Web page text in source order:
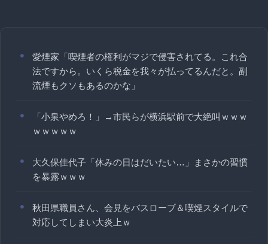
愛煙家「喫煙者の権利がマジで侵害されてる。これ合
法ですから。いくら税金を我々が払ってるんだと。副
流煙もクソもあるのかな」
「小泉やめろ！」→市民らが横浜駅前で大絶叫ｗｗｗ
ｗｗｗｗｗ
大久保佳代子「休みの日はだいたい…」まさかの習慣
を暴露ｗｗｗ
秋田県職員さん、会見をバスローブ＆喫煙スタイルで
対応してしまい大炎上ｗ